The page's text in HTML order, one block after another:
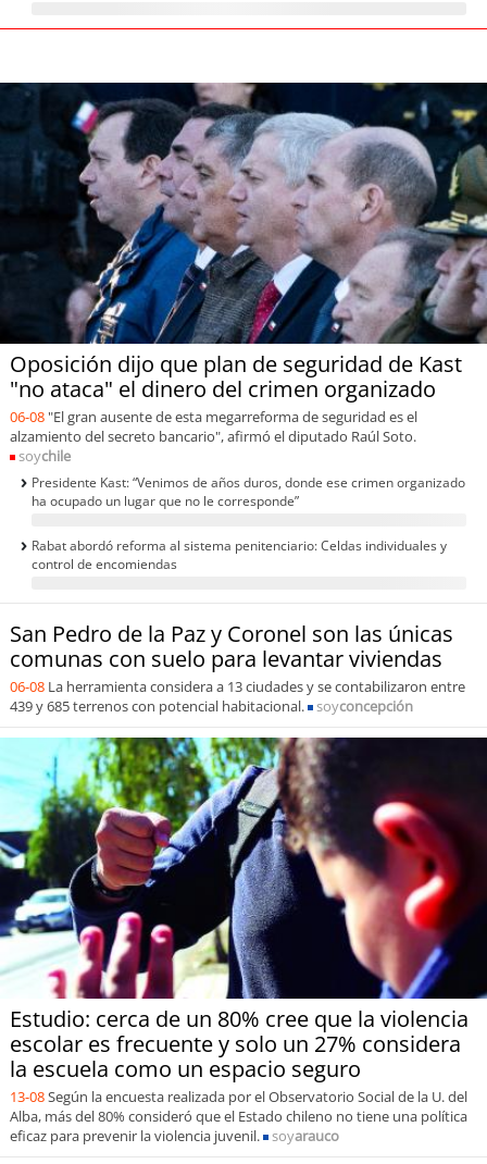
Oposición dijo que plan de seguridad de Kast
"no ataca" el dinero del crimen organizado
06-08 "El gran ausente de esta megarreforma de seguridad es el
alzamiento del secreto bancario", afirmó el diputado Raúl Soto.
soychile
Presidente Kast: “Venimos de años duros, donde ese crimen organizado
ha ocupado un lugar que no le corresponde”
Rabat abordó reforma al sistema penitenciario: Celdas individuales y
control de encomiendas
San Pedro de la Paz y Coronel son las únicas
comunas con suelo para levantar viviendas
06-08 La herramienta considera a 13 ciudades y se contabilizaron entre
439 y 685 terrenos con potencial habitacional.
soyconcepción
Estudio: cerca de un 80% cree que la violencia
escolar es frecuente y solo un 27% considera
la escuela como un espacio seguro
13-08Según la encuesta realizada por el Observatorio Social de la U. del
Alba, más del 80% consideró que el Estado chileno no tiene una política
eficaz para prevenir la violencia juvenil.
soyarauco